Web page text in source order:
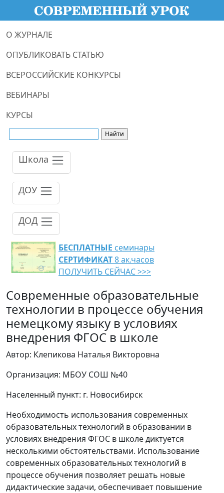
О ЖУРНАЛЕ
ОПУБЛИКОВАТЬ СТАТЬЮ
ВСЕРОССИЙСКИЕ КОНКУРСЫ
ВЕБИНАРЫ
КУРСЫ
Школа
ДОУ
ДОД
БЕСПЛАТНЫЕ семинары
СЕРТИФИКАТ8 ак.часов
ПОЛУЧИТЬ СЕЙЧАС >>>
Современные образовательные
технологии в процессе обучения
немецкому языку в условиях
внедрения ФГОС в школе
Автор: Клепикова Наталья Викторовна
Организация: МБОУ СОШ №40
Населенный пункт: г. Новосибирск
Необходимость использования современных
образовательных технологий в образовании в
условиях внедрения ФГОС в школе диктуется
несколькими обстоятельствами. Использование
современных образовательных технологий в
процессе обучения позволяет решать новые
дидактические задачи, обеспечивает повышение